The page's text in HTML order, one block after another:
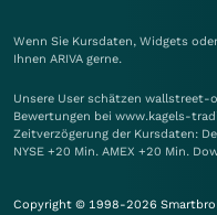
Wenn Sie Kursdaten, Widgets
Ihnen ARIVA gerne.
Unsere User schätzen
Bewertungen bei www.kagels-
Zeitverzögerung der Kursdaten:
NYSE +20 Min. AMEX +20 Min.
Copyright © 1998-2026